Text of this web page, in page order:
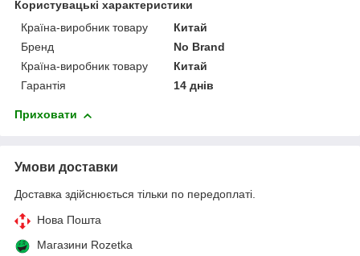
Користувацькі характеристики
Країна-виробник товару
Китай
Бренд
No Brand
Країна-виробник товару
Китай
Гарантія
14 днів
Приховати
Умови доставки
Доставка здійснюється тільки по передоплаті.
Нова Пошта
Магазини Rozetka